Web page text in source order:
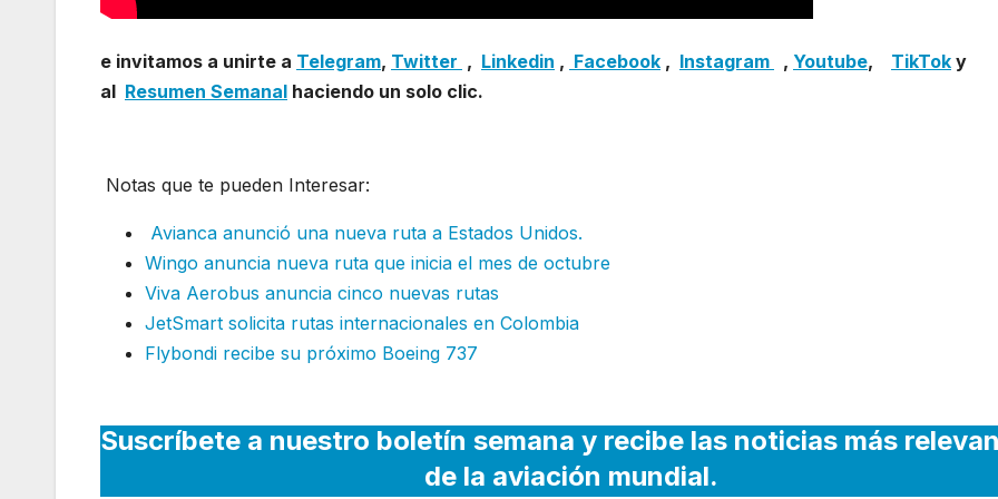
e invitamos a unirte a Telegram, Twitter , Linkedin , Facebook , Instagram , Youtube, TikTok y
al Resumen Semanal haciendo un solo clic.
Notas que te pueden Interesar:
Avianca anunció una nueva ruta a Estados Unidos.
Wingo anuncia nueva ruta que inicia el mes de octubre
Viva Aerobus anuncia cinco nuevas rutas
JetSmart solicita rutas internacionales en Colombia
Flybondi recibe su próximo Boeing 737
Suscríbete a nuestro boletín semana y recibe las noticias más
de la aviación mundial.